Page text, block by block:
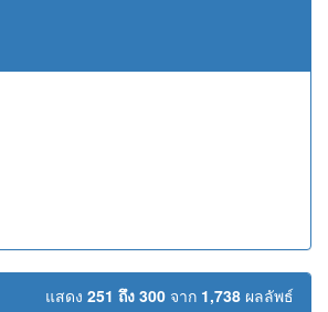
แสดง 251 ถึง 300 จาก 1,738 ผลลัพธ์